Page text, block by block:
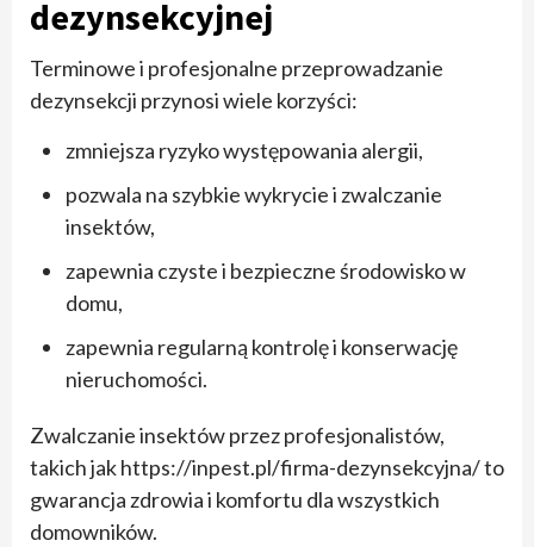
dezynsekcyjnej
Terminowe i profesjonalne przeprowadzanie
dezynsekcji przynosi wiele korzyści:
zmniejsza ryzyko występowania alergii,
pozwala na szybkie wykrycie i zwalczanie
insektów,
zapewnia czyste i bezpieczne środowisko w
domu,
zapewnia regularną kontrolę i konserwację
nieruchomości.
Zwalczanie insektów przez profesjonalistów,
takich jak https://inpest.pl/firma-dezynsekcyjna/ to
gwarancja zdrowia i komfortu dla wszystkich
domowników.